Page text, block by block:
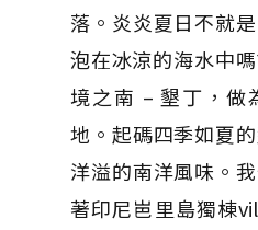
落。炎炎夏日不就
泡在冰涼的海水中
境之南 – 墾丁，做
地。起碼四季如夏
洋溢的南洋風味。
著印尼岜里島獨棟